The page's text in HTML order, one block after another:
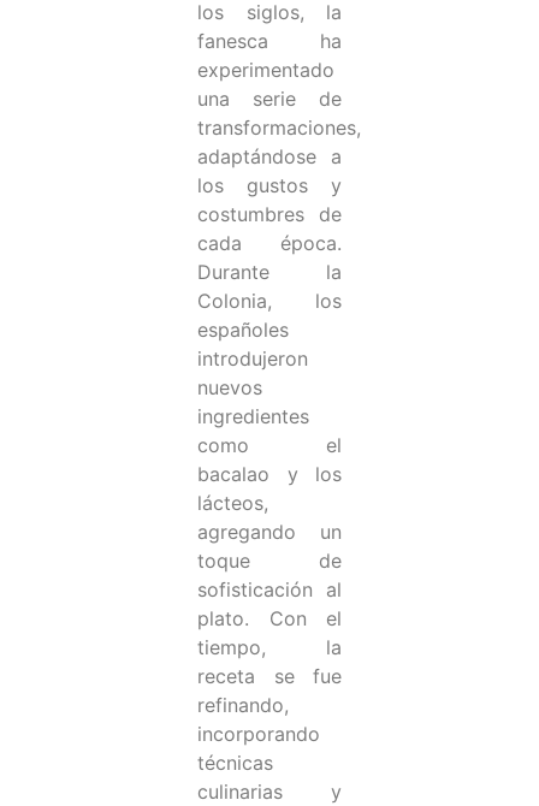
los siglos, la
fanesca ha
experimentado
una serie de
transformaciones,
adaptándose a
los gustos y
costumbres de
cada época.
Durante la
Colonia, los
españoles
introdujeron
nuevos
ingredientes
como el
bacalao y los
lácteos,
agregando un
toque de
sofisticación al
plato. Con el
tiempo, la
receta se fue
refinando,
incorporando
técnicas
culinarias y